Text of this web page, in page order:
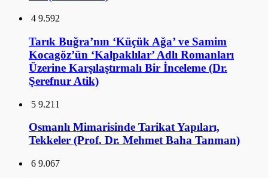
4 9.592
Tarık Buğra’nın ‘Küçük Ağa’ ve Samim
Kocagöz’ün ‘Kalpaklılar’ Adlı Romanları
Üzerine Karşılaştırmalı Bir İnceleme (Dr.
Şerefnur Atik)
5 9.211
Osmanlı Mimarisinde Tarikat Yapıları,
Tekkeler (Prof. Dr. Mehmet Baha Tanman)
6 9.067